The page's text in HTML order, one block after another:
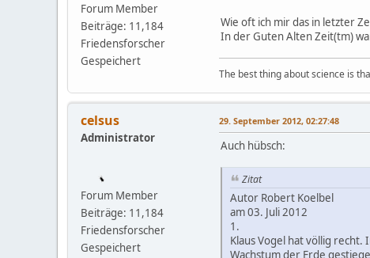
Forum Member
Beiträge: 11,184
Friedensforscher
Gespeichert
Wie oft ich mir das in letzter
In der Guten Alten Zeit(tm)
The best thing about science is
celsus
Administrator
Forum Member
Beiträge: 11,184
Friedensforscher
Gespeichert
29. September 2012, 02:27:48
Auch hübsch:
Zitat
Autor Robert Koelbel
am 03. Juli 2012
1.
Klaus Vogel hat völlig recht.
Wachstum der Erde